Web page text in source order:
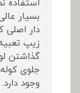
استفاده
بسیار
دار اصلی
زیپ
گذاشتن
جلوی
وجود